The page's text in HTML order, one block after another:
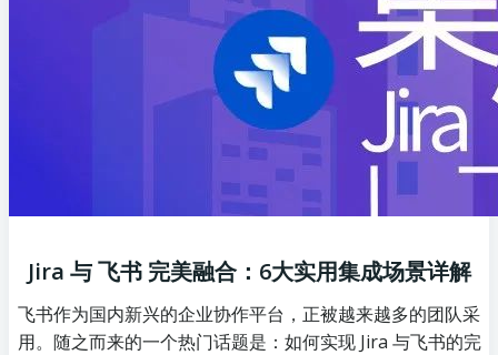
Jira 与 飞书 完美融合：6大实用集成场景详解
飞书作为国内新兴的企业协作平台，正被越来越多的团队采
用。随之而来的一个热门话题是：如何实现 Jira 与飞书的完